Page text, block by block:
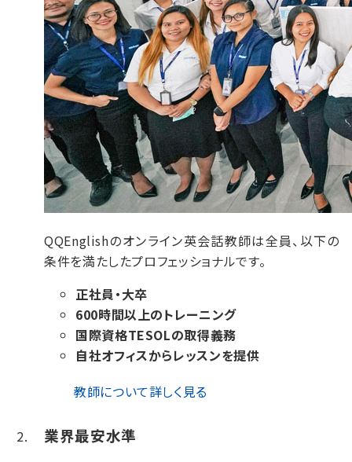
QQEnglishのオンライン英会話教師は全員、以下の
条件を満たしたプロフェッショナルです。
正社員・大卒
600時間以上のトレーニング
国際資格TESOLの取得義務
自社オフィスからレッスンを提供
教師について詳しく見る
業界最安水準